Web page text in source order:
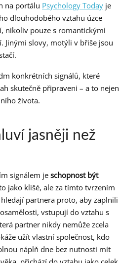
na portálu Psychology Today je
dlouhodobého vztahu úzce
nikoliv pouze s romantickými
Jinými slovy, motýli v břiše jsou
konkrétních signálů, které
skutečně připraveni – a to nejen
života.
jasněji než
signálem je schopnost být
jako klišé, ale za tímto tvrzením
partnera proto, aby zaplnili
vstupují do vztahu s
partner nikdy nemůže zcela
užít vlastní společnost, kdo
náplň dne bez nutnosti mít